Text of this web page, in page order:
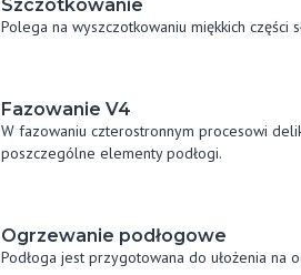
Szczotkowanie
Polega na wyszczotkowaniu miękkich
Fazowanie V4
W fazowaniu czterostronnym procesowi
poszczególne elementy podłogi.
Ogrzewanie podłogowe
Podłoga jest przygotowana do ułożenia na